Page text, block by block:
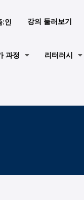
:인 강의 둘러보기
과정 리터러시